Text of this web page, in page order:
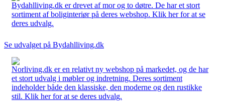
Bydahlliving.dk er drevet af mor og to døtre. De har et stort
sortiment af boliginteriør på deres webshop. Klik her for at se
deres udvalg.
Se udvalget på Bydahlliving.dk
Norliving.dk er en relativt ny webshop på markedet, og de har
et stort udvalg i møbler og indretning. Deres sortiment
indeholder både den klassiske, den moderne og den rustikke
stil. Klik her for at se deres udvalg.